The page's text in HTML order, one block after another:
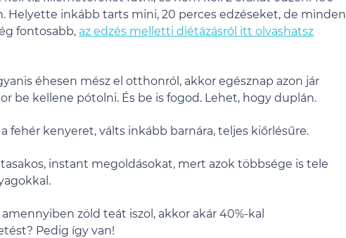
Helyette inkább tarts mini, 20 perces edzéseket, de minden
fontosabb, az edzés melletti diétázásról itt olvashatsz
éhesen mész el otthonról, akkor egésznap azon jár
be kellene pótolni. És be is fogod. Lehet, hogy duplán.
fehér kenyeret, válts inkább barnára, teljes kiőrlésűre.
instant megoldásokat, mert azok többsége is tele
zöld teát iszol, akkor akár 40%-kal
Pedig így van!